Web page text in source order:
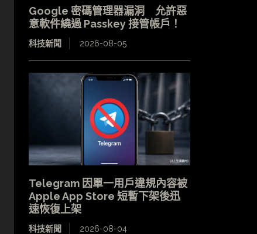
Google 密碼管理器漏洞 允許惡
意軟件繞過 Passkey 接管帳戶！
科技新聞 2026-08-05
Telegram 因單一用戶違規內容被
Apple App Store 短暫下架後迅
速恢復上架
科技新聞 2026-08-04